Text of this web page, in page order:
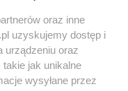
oraz inne
uzyskujemy dostęp i
urządzeniu oraz
jak unikalne
wysyłane przez